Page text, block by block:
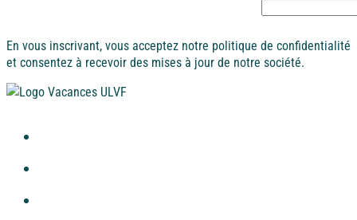
En vous inscrivant, vous acceptez notre politique de confidentialité
et consentez à recevoir des mises à jour de notre société.